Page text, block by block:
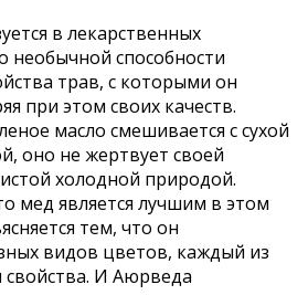
в лекарственных
необычной способности
трав, с которыми он
при этом своих качеств.
масло смешивается с сухой
оно не жертвует своей
холодной природой.
мед является лучшим в этом
тем, что он
видов цветов, каждый из
И Аюрведа